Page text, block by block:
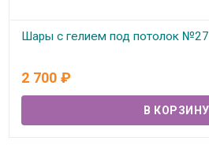
Шары с гелием под потолок №27
2 700 ₽